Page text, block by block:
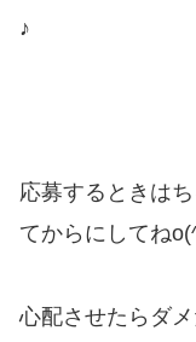
♪
応募するときは
てからにしてね
心配させたらダ